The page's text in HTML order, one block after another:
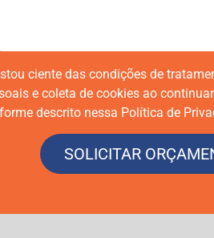
ciente das condições de
e coleta de cookies ao
descrito nessa Política de
SOLICITAR